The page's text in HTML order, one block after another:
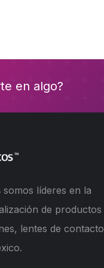
en algo?
somos líderes en la
de productos
lentes de contacto